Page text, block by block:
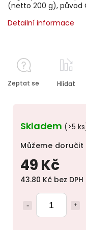
49 Kč
43.80 Kč bez DPH
Skladem (>5
Můžeme doručit
(netto 200 g), původ
Detailní informace
Zeptat se Hlídat